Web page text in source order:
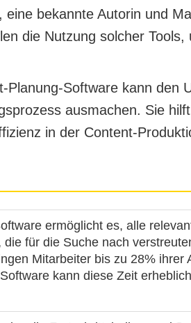
, eine bekannte Autorin und
die Nutzung solcher
Software kann den
ausmachen. Sie
in der Content-
ermöglicht es, alle
für die Suche nach
Mitarbeiter bis zu 28% ihrer
kann diese Zeit